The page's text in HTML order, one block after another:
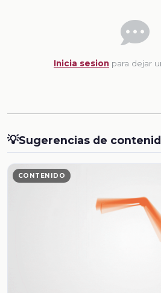
Inicia sesion para dejar
💡Sugerencias de
CONTENIDO